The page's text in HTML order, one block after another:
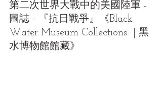
第二次世界大戰中的美國陸軍 -
圖誌 - 『抗日戰爭』《Black
Water Museum Collections  | 黑
水博物館館藏》